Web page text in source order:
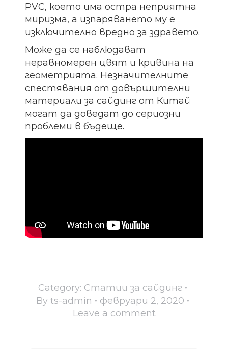
PVC, което има остра неприятна
миризма, а изпаряването му е
изключително вредно за здравето.
Може да се наблюдават
неравномерен цвят и кривина на
геометрията. Незначителните
спестявания от довършителни
материали за сайдинг от Китай
могат да доведат до сериозни
проблеми в бъдеще.
Category: Статии за сайдинг
By ts-admin
февруари 2, 2020
Leave a comment